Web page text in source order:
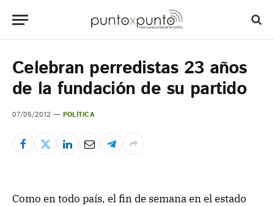
Celebran perredistas 23 años
de la fundación de su partido
07/05/2012 POLÍTICA
Como en todo país, el fin de semana en el estado